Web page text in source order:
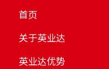
首页
关于英业达
英业达优势